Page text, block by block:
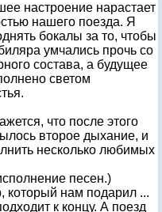
настроение нарастает
нашего поезда. Я
бокалы за то, чтобы
умчались прочь со
состава, а будущее
светом
что после этого
второе дыхание, и
несколько любимых
песен.)
который нам подарил ...
к концу. А поезд